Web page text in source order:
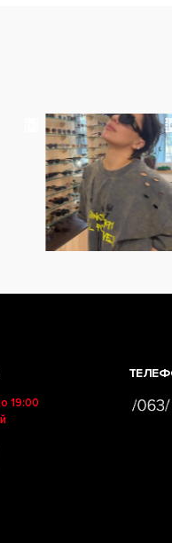
19:00